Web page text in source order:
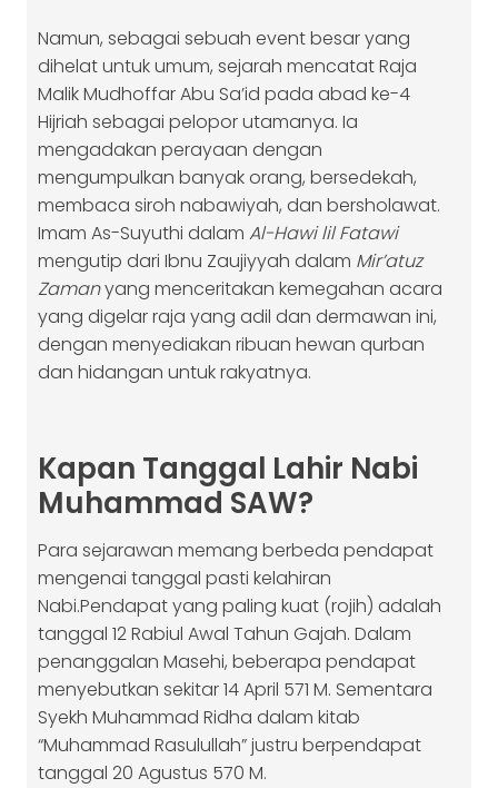
Namun, sebagai sebuah event besar yang
dihelat untuk umum, sejarah mencatat Raja
Malik Mudhoffar Abu Sa’id pada abad ke-4
Hijriah sebagai pelopor utamanya. Ia
mengadakan perayaan dengan
mengumpulkan banyak orang, bersedekah,
membaca siroh nabawiyah, dan bersholawat.
Imam As-Suyuthi dalam Al-Hawi lil Fatawi
mengutip dari Ibnu Zaujiyyah dalam Mir’atuz
Zamanyang menceritakan kemegahan acara
yang digelar raja yang adil dan dermawan ini,
dengan menyediakan ribuan hewan qurban
dan hidangan untuk rakyatnya.
Kapan Tanggal Lahir Nabi
Muhammad SAW?
Para sejarawan memang berbeda pendapat
mengenai tanggal pasti kelahiran
Nabi.Pendapat yang paling kuat (rojih) adalah
tanggal 12 Rabiul Awal Tahun Gajah. Dalam
penanggalan Masehi, beberapa pendapat
menyebutkan sekitar 14 April 571 M. Sementara
Syekh Muhammad Ridha dalam kitab
“Muhammad Rasulullah” justru berpendapat
tanggal 20 Agustus 570 M.